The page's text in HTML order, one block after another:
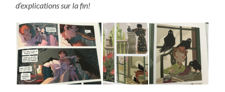
d’explications sur la fin!